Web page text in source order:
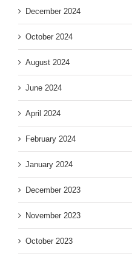
December 2024
October 2024
August 2024
June 2024
April 2024
February 2024
January 2024
December 2023
November 2023
October 2023